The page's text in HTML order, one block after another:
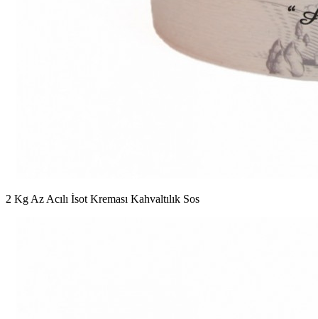
2 Kg Az Acılı İsot Kreması Kahvaltılık Sos